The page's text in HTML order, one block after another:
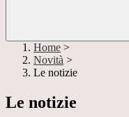
Home >
Novità >
Le notizie
Le notizie